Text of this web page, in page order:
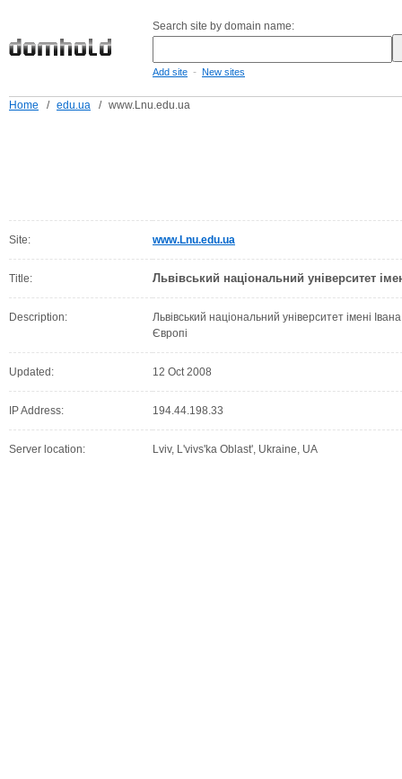
Search site by domain name:
Add site - New sites
Home / edu.ua / www.Lnu.edu.ua
Site: www.Lnu.edu.ua
Title: Львівський національний університет
Description:
Львівський національний університет імені
Європі
Updated: 12 Oct 2008
IP Address: 194.44.198.33
Server location: Lviv, L'vivs'ka Oblast', Ukraine, UA